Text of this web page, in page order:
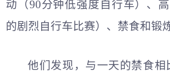
动（90分钟低强度自行车）、
的剧烈自行车比赛）、禁食和锻
他们发现，与一天的禁食相